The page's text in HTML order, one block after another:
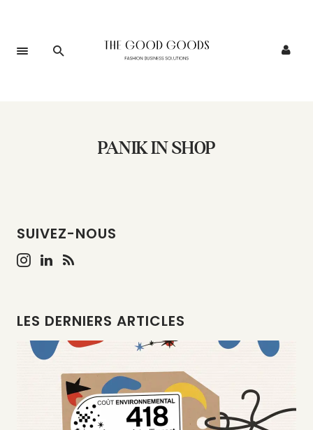
PANIK IN SHOP
SUIVEZ-NOUS
LES DERNIERS ARTICLES